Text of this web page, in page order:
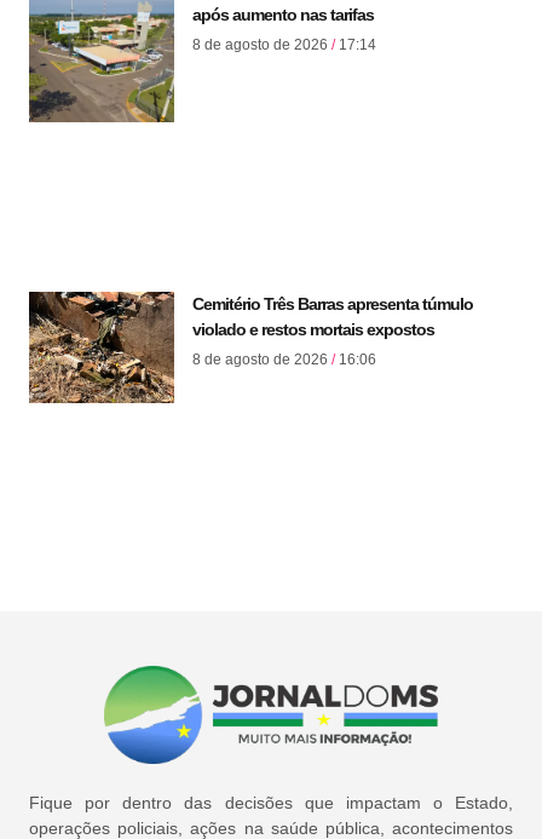
após aumento nas tarifas
8 de agosto de 2026 17:14
Cemitério Três Barras apresenta túmulo
violado e restos mortais expostos
8 de agosto de 2026 16:06
Fique por dentro das decisões que impactam o Estado,
operações policiais, ações na saúde pública, acontecimentos